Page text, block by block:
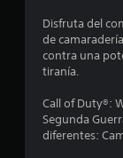
Disfruta del
de
contra una
tiranía.
Call of Duty®:
Segunda
diferentes: